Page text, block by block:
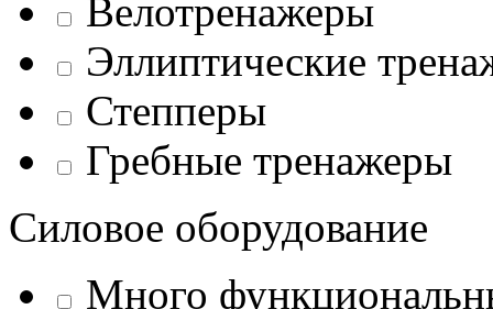
Велотренажеры
Эллиптические
Степперы
Гребные тренажеры
Силовое оборудование
Много